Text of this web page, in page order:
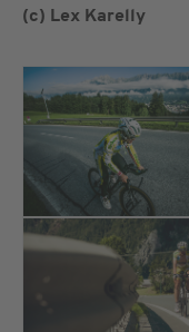
(c) Lex Karelly